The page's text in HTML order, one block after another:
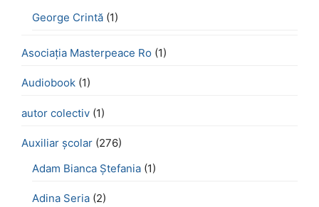
George Crintă (1)
Asociația Masterpeace Ro (1)
Audiobook (1)
autor colectiv (1)
Auxiliar școlar (276)
Adam Bianca Ștefania (1)
Adina Seria (2)